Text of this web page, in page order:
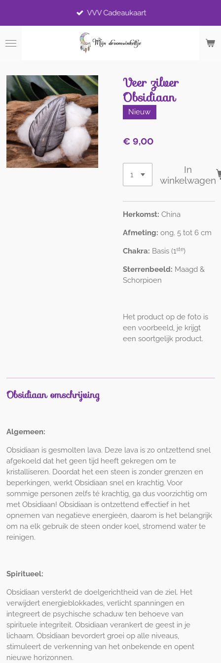
de
VVV Cadeaukaart
Veer zilver
Obsidiaan
Nieuw
€ 9,00
In
winkelwagen
Herkomst: China
Afmeting: ong. 5 tot 6 cm
Chakra: Basis (1ste)
Sterrenbeeld: Maagd &
Schorpioen
Het product op de foto is
een voorbeeld, je krijgt
een soortgelijk product.
Obsidiaan omschrijving
Algemeen:
Obsidiaan is gesmolten lava. Deze lava is zo ontzettend snel
afgekoeld dat het geen tijd heeft gekregen om te
kristalliseren. Doordat het een steen is zonder grenzen en
beperkingen, werkt Obsidiaan snel en krachtig. Voor
sommige personen zelfs té krachtig, ga dus voorzichtig om
met Obsidiaan! Obsidiaan is ontzettend effectief in het
opnemen van negatieve energieën, daarom is het belangrijk
om na elk gebruik de steen onder koel, stromend water te
reinigen.
Spiritueel:
Obsidiaan versterkt de doelgerichtheid van de ziel. Het
verwijdert energieblokkades, verlicht spanningen en
integreert de psychische schaduw ten behoeve van
spirituele integriteit. Obsidiaan verankert de geest in je
lichaam. Obsidiaan bevordert groei op alle niveaus,
stimuleert de verkenning van het onbekende en opent
nieuwe horizonnen.